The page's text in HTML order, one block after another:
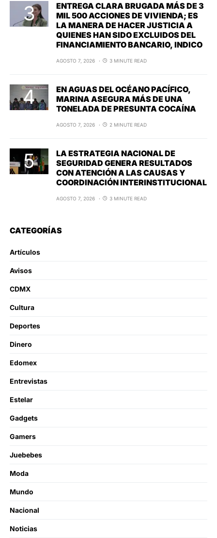
ENTREGA CLARA BRUGADA MÁS DE 3
MIL 500 ACCIONES DE VIVIENDA; ES
LA MANERA DE HACER JUSTICIA A
QUIENES HAN SIDO EXCLUIDOS DEL
FINANCIAMIENTO BANCARIO, INDICO
AGOSTO 7, 2026 3 MINUTE READ
EN AGUAS DEL OCÉANO PACÍFICO,
MARINA ASEGURA MÁS DE UNA
TONELADA DE PRESUNTA COCAÍNA
AGOSTO 7, 2026 2 MINUTE READ
LA ESTRATEGIA NACIONAL DE
SEGURIDAD GENERA RESULTADOS
CON ATENCIÓN A LAS CAUSAS Y
COORDINACIÓN INTERINSTITUCIONAL
AGOSTO 7, 2026 3 MINUTE READ
CATEGORÍAS
Artículos
Avisos
CDMX
Cultura
Deportes
Dinero
Edomex
Entrevistas
Estelar
Gadgets
Gamers
Juebebes
Moda
Mundo
Nacional
Noticias